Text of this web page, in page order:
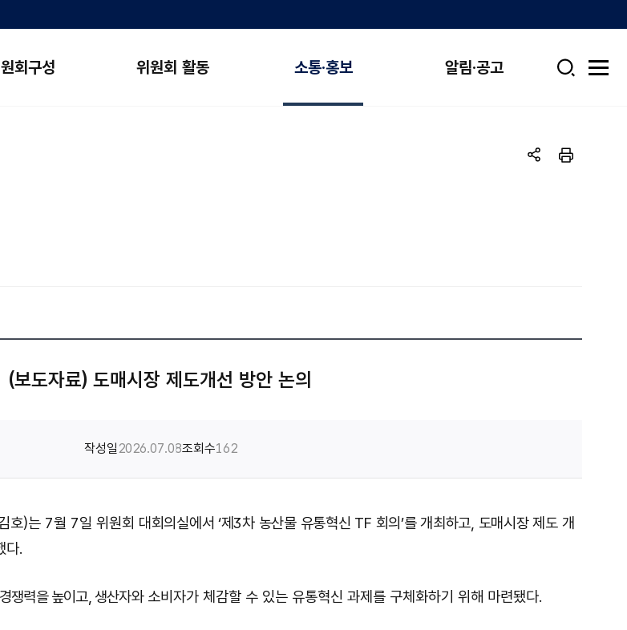
회구성 위원회 활동 소통·홍보 알림·공고
검
전
공
인
(보도자료) 도매시장 제도개선 방안 논의
작성일2026.07.08조회수162
호)는 7월 7일 위원회 대회의실에서‘제3차 농산물 유통혁신 TF 회의’를 개최하고, 도매시장 제도 개
다.
쟁력을 높이고,생산자와 소비자가 체감할 수 있는 유통혁신 과제를 구체화하기 위해 마련됐다.